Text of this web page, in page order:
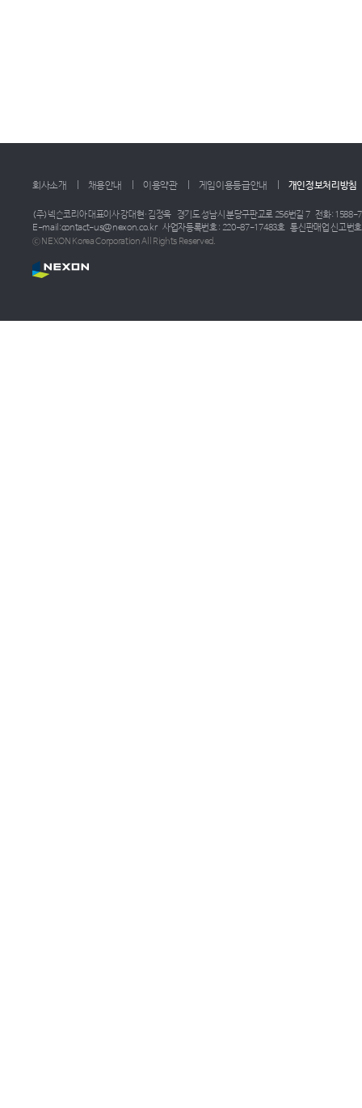
회사소개 채용안내 이용약관 게임이용등급안내 개인정보처리방침
(주)넥슨코리아 대표이사 강대현·김정욱 경기도 성남시 분당구판교로 256번길 7 전화: 1588-
E-mail:contact-us@nexon.co.kr 사업자등록번호 : 220-87-17483호 통신판매업 신고번
ⓒ NEXON Korea Corporation All Rights Reserved.